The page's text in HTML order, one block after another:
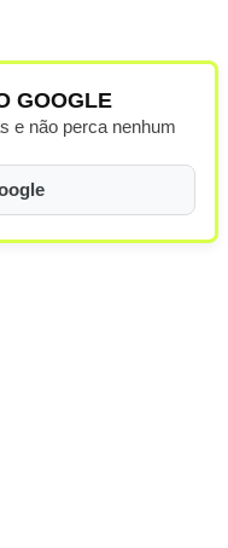
GOOGLE
e não perca nenhum